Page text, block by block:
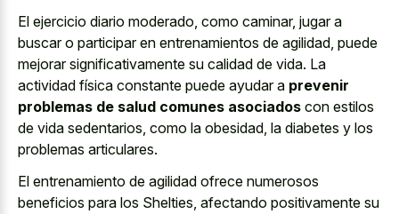
El ejercicio diario moderado, como caminar, jugar a
buscar o participar en entrenamientos de agilidad, puede
mejorar significativamente su calidad de vida. La
actividad física constante puede ayudar a prevenir
problemas de salud comunes asociados con estilos
de vida sedentarios, como la obesidad, la diabetes y los
problemas articulares.
El entrenamiento de agilidad ofrece numerosos
beneficios para los Shelties, afectando positivamente su